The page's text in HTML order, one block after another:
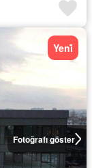
Fotoğrafı göster
Yeni̇